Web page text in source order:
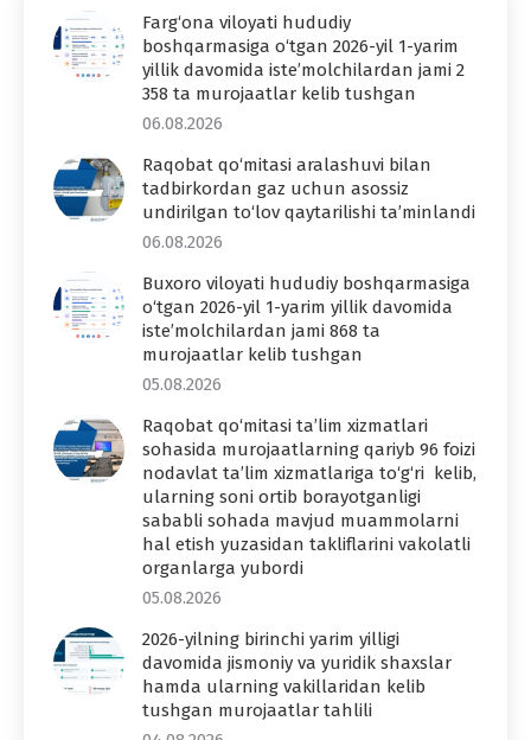
Farg‘ona viloyati hududiy
boshqarmasiga o‘tgan 2026-yil 1-yarim
yillik davomida iste’molchilardan jami 2
358 ta murojaatlar kelib tushgan
06.08.2026
Raqobat qo‘mitasi aralashuvi bilan
tadbirkordan gaz uchun asossiz
undirilgan to‘lov qaytarilishi ta’minlandi
06.08.2026
Buxoro viloyati hududiy boshqarmasiga
o‘tgan 2026-yil 1-yarim yillik davomida
iste’molchilardan jami 868 ta
murojaatlar kelib tushgan
05.08.2026
Raqobat qo‘mitasi ta’lim xizmatlari
sohasida murojaatlarning qariyb 96 foizi
nodavlat ta’lim xizmatlariga to‘g‘ri kelib,
ularning soni ortib borayotganligi
sababli sohada mavjud muammolarni
hal etish yuzasidan takliflarini vakolatli
organlarga yubordi
05.08.2026
2026-yilning birinchi yarim yilligi
davomida jismoniy va yuridik shaxslar
hamda ularning vakillaridan kelib
tushgan murojaatlar tahlili